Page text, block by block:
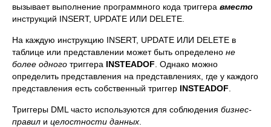
вызывает выполнение программного кода триггера вместо
инструкций INSERT, UPDATE ИЛИ DELETE.
На каждую инструкцию INSERT, UPDATE ИЛИ DELETE в
таблице или представлении может быть определено не
более одного триггера INSTEADOF . Однако можно
определить представления на представлениях, где у каждого
представления есть собственный триггер INSTEADOF
Триггеры DML часто используются для соблюдения бизнес-
правил и целостности данных